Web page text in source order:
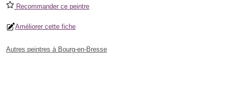
Recommander ce peintre
Améliorer cette fiche
Autres peintres à Bourg-en-Bresse